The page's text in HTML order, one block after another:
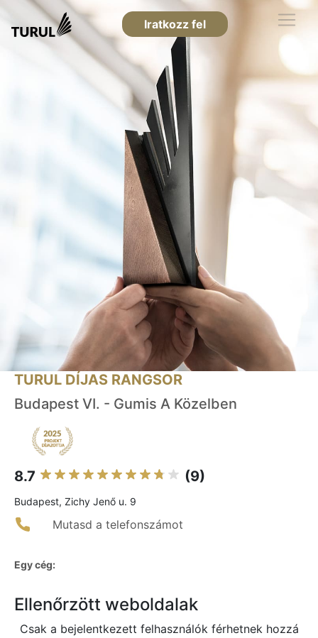
Iratkozz fel
TURUL DÍJAS RANGSOR
Budapest VI. - Gumis A Közelben
8.7 (9)
Budapest, Zichy Jenő u. 9
Mutasd a telefonszámot
Egy cég:
Ellenőrzött weboldalak
Csak a bejelentkezett felhasználók férhetnek hozzá